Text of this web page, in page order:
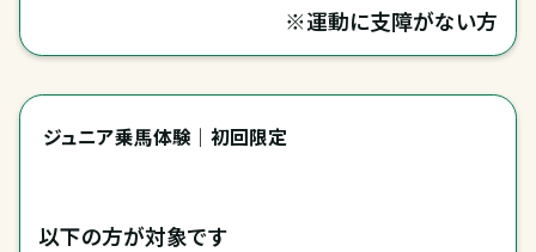
※運動に支障がない方
ジュニア乗馬体験｜初回限定
以下の方が対象です